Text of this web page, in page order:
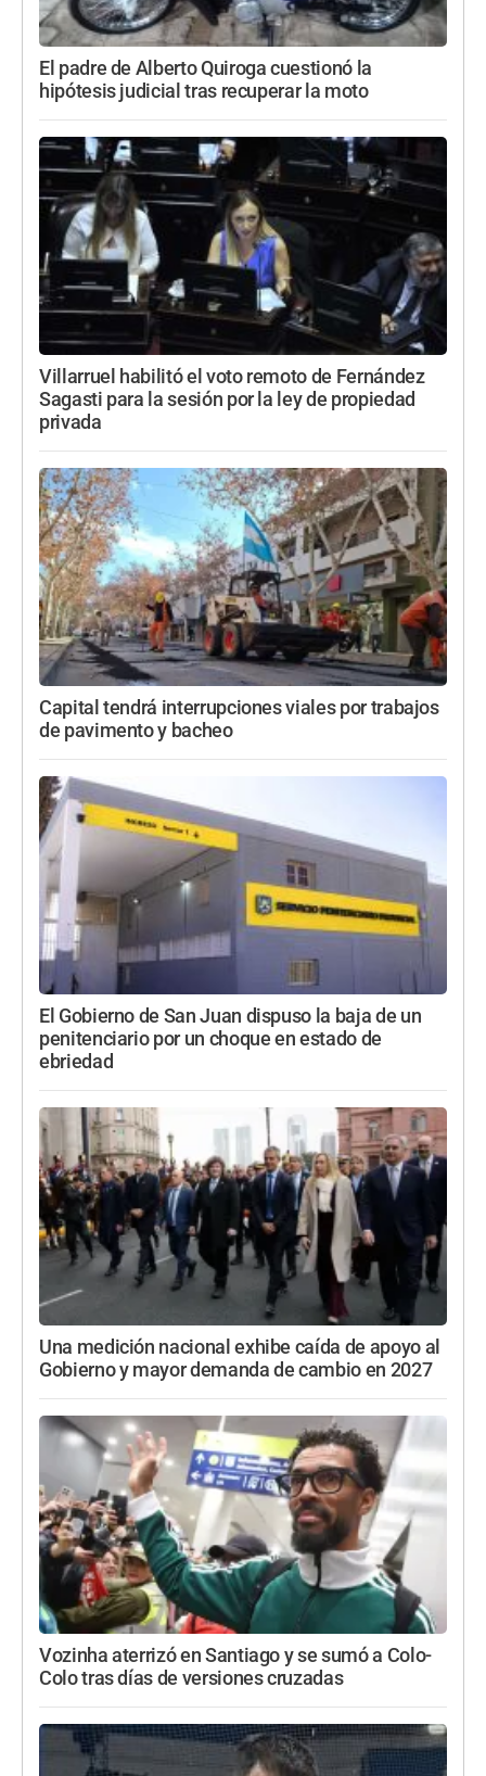
El padre de Alberto Quiroga cuestionó la
hipótesis judicial tras recuperar la moto
Villarruel habilitó el voto remoto de Fernández
Sagasti para la sesión por la ley de propiedad
privada
Capital tendrá interrupciones viales por trabajos
de pavimento y bacheo
El Gobierno de San Juan dispuso la baja de un
penitenciario por un choque en estado de
ebriedad
Una medición nacional exhibe caída de apoyo al
Gobierno y mayor demanda de cambio en 2027
Vozinha aterrizó en Santiago y se sumó a Colo-
Colo tras días de versiones cruzadas